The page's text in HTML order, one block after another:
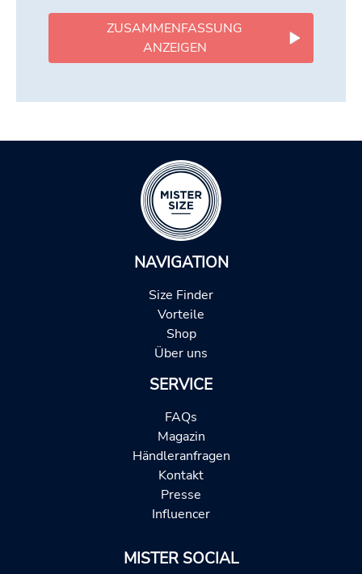
ZUSAMMENFASSUNG
ANZEIGEN
NAVIGATION
Size Finder
Vorteile
Shop
Über uns
SERVICE
FAQs
Magazin
Händleranfragen
Kontakt
Presse
Influencer
MISTER SOCIAL